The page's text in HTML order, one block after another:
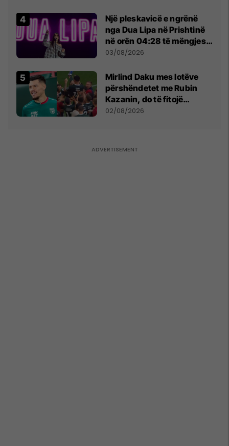
Një pleskavicë e ngrënë
nga Dua Lipa në Prishtinë
në orën 04:28 të mëngjesit
- dhe bota digjitale serbe
03/08/2026
Mirlind Daku mes lotëve
përshëndetet me Rubin
Kazanin, do të fitojë
miliona te Spartak Moska
02/08/2026